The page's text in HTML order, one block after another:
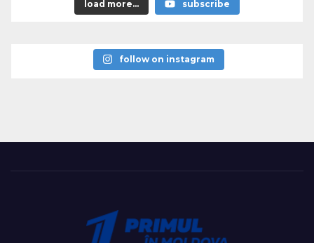
load more... subscribe
follow on instagram